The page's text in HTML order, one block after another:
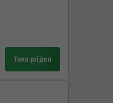
Toon prijzen